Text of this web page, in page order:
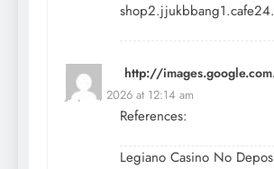
http://
July 10, 2026 at 12:14 am
References:
Legiano Casino No